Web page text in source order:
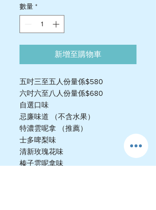
數量 *
新增至購物車
五吋三至五人份量係$580
六吋六至八人份量係$680
自選口味
忌廉味道 （不含水果）
特濃雲呢拿 （推薦）
士多啤梨味
清新玫瑰花味
榛子雲呢拿味